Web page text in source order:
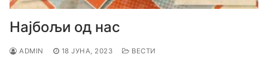
Најбољи од нас
ADMIN 18 ЈУНА, 2023 ВЕСТИ